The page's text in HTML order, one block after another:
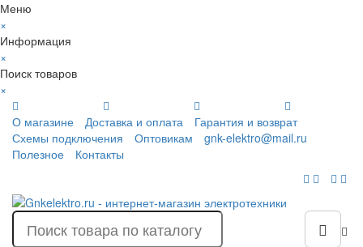
Меню
×
Информация
×
Поиск товаров
×
О магазине
Доставка и оплата
Гарантия и возврат
Схемы подключения
Оптовикам
gnk-elektro@mail.ru
Полезное
Контакты